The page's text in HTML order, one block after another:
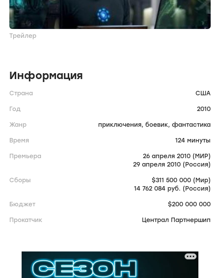
Трейлер
Информация
Страна США
Год 2010
Жанр приключения, боевик, фантастика
Время 124 минуты
Премьера
26 апреля 2010 (МИР)
29 апреля 2010 (Россия)
Сборы
$311 500 000 (Мир)
14 762 084 руб. (Россия)
Бюджет $200 000 000
Прокатчик Централ Партнершип